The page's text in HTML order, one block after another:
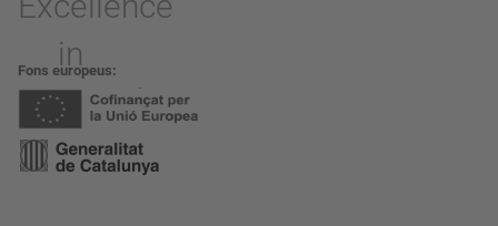
Fons europeus